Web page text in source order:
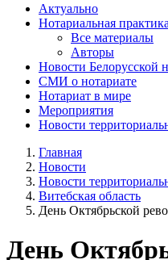
Актуально
Нотариальная практика
Все материалы
Авторы
Новости Белорусской
СМИ о нотариате
Нотариат в мире
Мероприятия
Новости
Главная
Новости
Новости
Витебская область
День Октябрьской
День